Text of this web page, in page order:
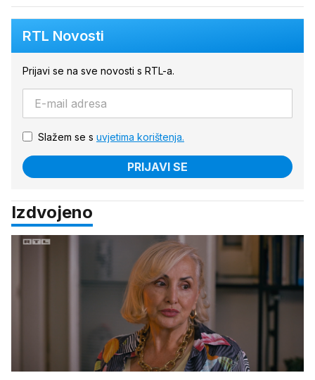
RTL Novosti
Prijavi se na sve novosti s RTL-a.
Slažem se s uvjetima korištenja.
PRIJAVI SE
Izdvojeno